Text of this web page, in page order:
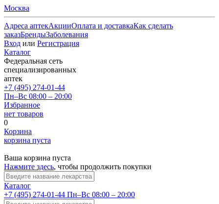
Москва
Адреса аптекАкцииОплата и доставкаКак сделать
заказБрендыЗаболевания
Вход или Регистрация
Каталог
Федеральная сеть
специализированных
аптек
+7 (495) 274-01-44
Пн–Вс 08:00 – 20:00
Избранное
нет товаров
0
Корзина
корзина пуста
Ваша корзина пуста
Нажмите здесь, чтобы продолжить покупки
Каталог
+7 (495) 274-01-44 Пн–Вс 08:00 – 20:00